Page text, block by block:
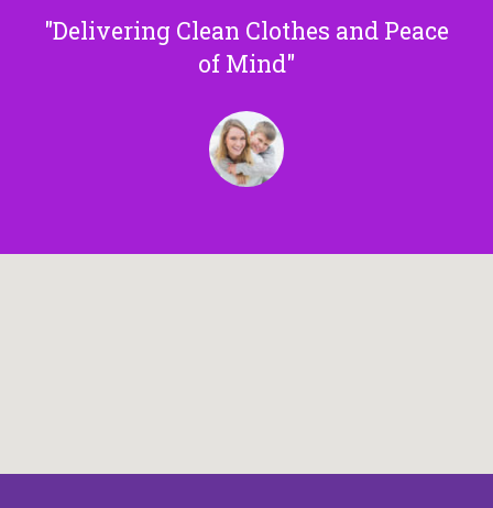
Delivering Clean Clothes and Peace
of Mind